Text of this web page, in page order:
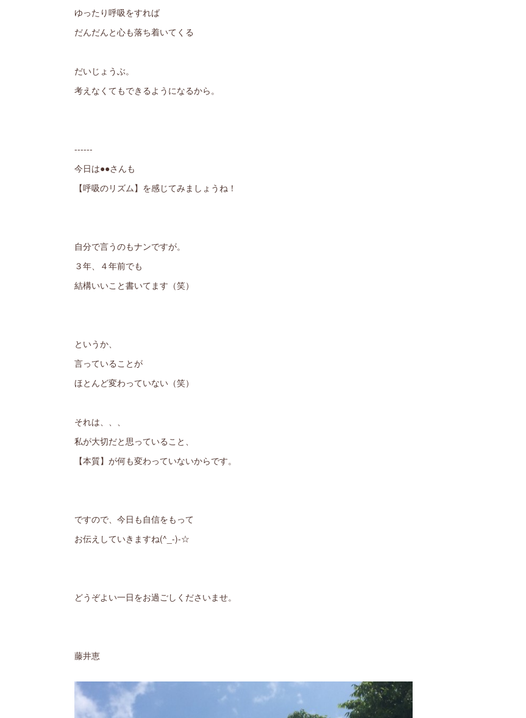
ゆったり呼吸をすれば
だんだんと心も落ち着いてくる
だいじょうぶ。
考えなくてもできるようになるから。
------
今日は●●さんも
【呼吸のリズム】を感じてみましょうね！
自分で言うのもナンですが。
３年、４年前でも
結構いいこと書いてます（笑）
というか、
言っていることが
ほとんど変わっていない（笑）
それは、、、
私が大切だと思っていること、
【本質】が何も変わっていないからです。
ですので、今日も自信をもって
お伝えしていきますね(^_-)-☆
どうぞよい一日をお過ごしくださいませ。
藤井恵